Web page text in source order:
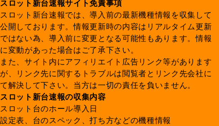
スロット新台速報サイト免責事項
スロット新台速報では、導入前の最新機種情報を収集して
公開しております。情報更新時の内容はリアルタイム更新
ではない為、導入前に変更となる可能性もあります。情報
に変動があった場合はご了承下さい。
また、サイト内にアフィリエイト広告リンク等があります
が、リンク先に関するトラブルは閲覧者とリンク先会社に
て解決して下さい。当方は一切の責任を負いません。
スロット新台速報の収集内容
スロット台のホール導入日
設定表、台のスペック、打ち方などの機種情報